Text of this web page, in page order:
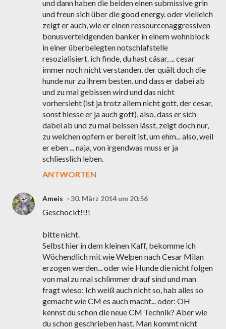
und dann haben die beiden einen submissive grin
und freun sich über die good energy. oder vielleich
zeigt er auch, wie er einen ressourcenaggressiven
bonusverteidgenden banker in einem wohnblock
in einer überbelegten notschlafstelle
resozialisiert. ich finde, du hast cäsar, ... cesar
immer noch nicht verstanden. der quält doch die
hunde nur zu ihrem besten. und dass er dabei ab
und zu mal gebissen wird und das nicht
vorhersieht (ist ja trotz allem nicht gott, der cesar,
sonst hiesse er ja auch gott), also, dass er sich
dabei ab und zu mal beissen lässt, zeigt doch nur,
zu welchen opfern er bereit ist, um ehm... also, weil
er eben ... naja, von irgendwas muss er ja
schliesslich leben.
ANTWORTEN
Ameis 30. März 2014 um 20:56
Geschockt!!!!
bitte nicht.
Selbst hier in dem kleinen Kaff, bekomme ich
Wöchendlich mit wie Welpen nach Cesar Milan
erzogen werden... oder wie Hunde die nicht folgen
von mal zu mal schlimmer drauf sind und man
fragt wieso: Ich weiß auch nicht so, hab alles so
gemacht wie CM es auch macht... oder: OH
kennst du schon die neue CM Technik? Aber wie
du schon geschrieben hast. Man kommt nicht